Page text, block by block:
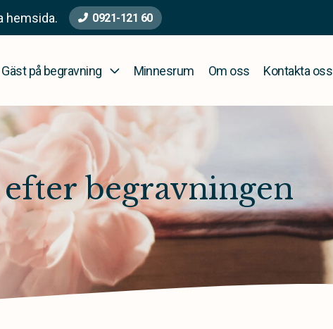
hemsida. 0921-121 60
Gäst på begravning Minnesrum Om oss Kontakta oss
begravningen